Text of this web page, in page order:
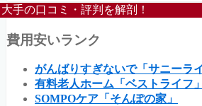
大手の口コミ・評判を解剖！
費用安いランク
がんばりすぎないで「サニーラ
有料老人ホーム「ベストライフ」
SOMPOケア「そんぽの家」